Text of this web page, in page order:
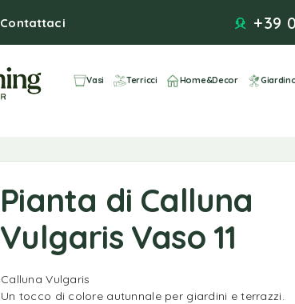
Contattaci +39
Vasi Terricci Home&Decor
Pianta di Calluna
Vulgaris Vaso 11
Calluna Vulgaris
Un tocco di colore autunnale per giardini e terrazzi.